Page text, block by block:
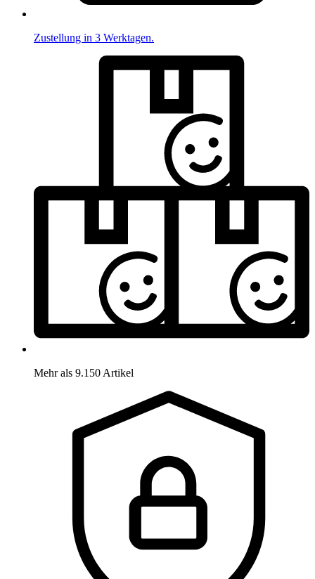
Zustellung in 3 Werktagen.
Mehr als 9.150 Artikel